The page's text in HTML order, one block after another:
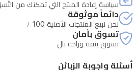
والمتطورة.
سياسة إعادة المنتج التي تمكنك من
دائماً موثوقة
نحن نبيع المنتجات الأصلية 100 ٪
تسوق بأمان
تسوق بثقة وراحة بال
أسئلة واجوبة الزبائن